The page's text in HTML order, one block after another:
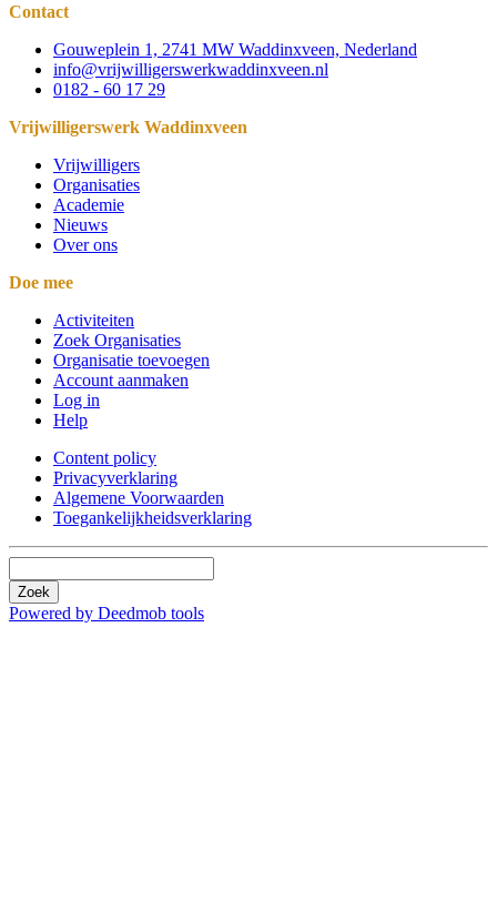
Contact
Gouweplein 1, 2741 MW Waddinxveen, Nederland
info@vrijwilligerswerkwaddinxveen.nl
0182 - 60 17 29
Vrijwilligerswerk Waddinxveen
Vrijwilligers
Organisaties
Academie
Nieuws
Over ons
Doe mee
Activiteiten
Zoek Organisaties
Organisatie toevoegen
Account aanmaken
Log in
Help
Content policy
Privacyverklaring
Algemene Voorwaarden
Toegankelijkheidsverklaring
Zoek
Powered by Deedmob tools